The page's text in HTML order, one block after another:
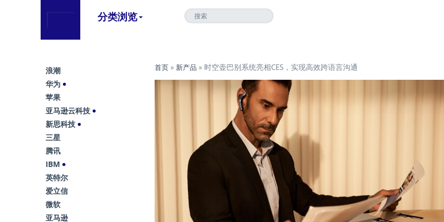
分类浏览
首页 » 新产品 » 时空壶巴别系统亮相CES，实现高效跨语言沟通
浪潮
华为
苹果
亚马逊云科技
新思科技
三星
腾讯
IBM
英特尔
爱立信
微软
亚马逊